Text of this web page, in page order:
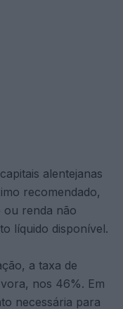
alentejanas
recomendado,
ou renda não
líquido disponível.
a taxa de
nos 46%. Em
necessária para